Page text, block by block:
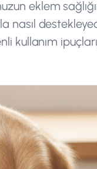
eklem
nasıl
kullanım